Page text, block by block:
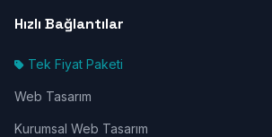
Hızlı Bağlantılar
Tek Fiyat Paketi
Web Tasarım
Kurumsal Web Tasarım